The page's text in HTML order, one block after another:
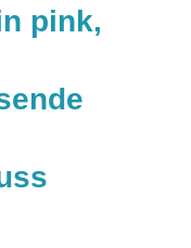
pink,